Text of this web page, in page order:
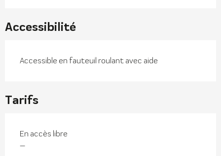
Accessibilité
Accessible en fauteuil roulant avec aide
Tarifs
En accès libre
—